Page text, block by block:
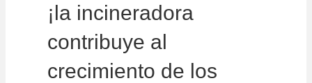
¡la incineradora
contribuye al
crecimiento de los